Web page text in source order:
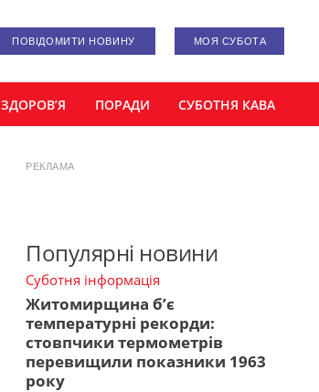
ПОВІДОМИТИ НОВИНУ МОЯ СУБОТА
ЗДОРОВ’Я ПОРАДИ СУБОТНЯ КАВА
РЕКЛАМА
Популярні новини
Суботня інформація
Житомирщина б’є
температурні рекорди:
стовпчики термометрів
перевищили показники 1963
року